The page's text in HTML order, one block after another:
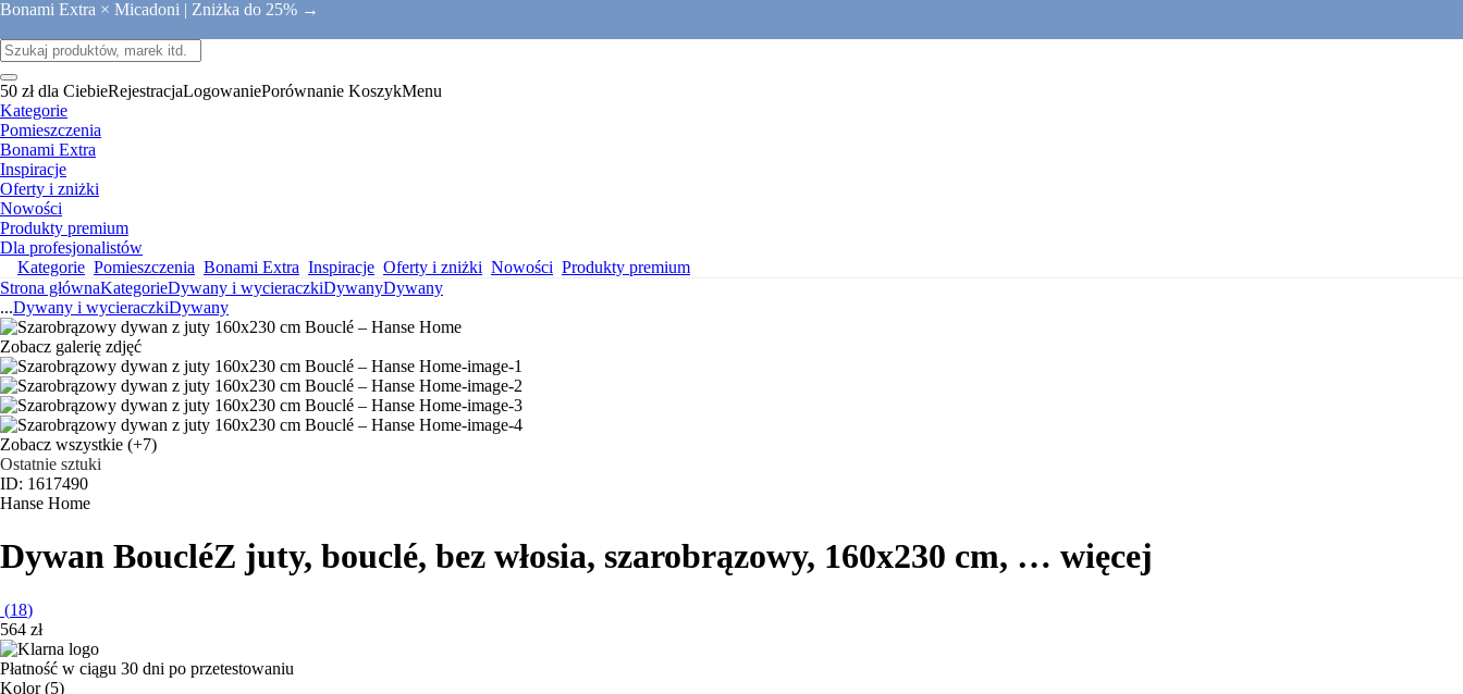
Bonami Extra × Micadoni | Zniżka do 25% →
50 zł dla CiebieRejestracjaLogowaniePorównanie KoszykMenu
Kategorie
Pomieszczenia
Bonami Extra
Inspiracje
Oferty i zniżki
Nowości
Produkty premium
Dla profesjonalistów
Kategorie Pomieszczenia Bonami Extra Inspiracje Oferty i zniżki Nowości Produkty premium
Strona głównaKategorieDywany i wycieraczkiDywanyDywany
...Dywany i wycieraczkiDywany
Zobacz galerię zdjęć
Zobacz wszystkie (+7)
Ostatnie sztuki
ID: 1617490
Hanse Home
Dywan BoucléZ juty, bouclé, bez włosia, szarobrązowy, 160x230 cm, … więcej
(18)
564 zł
Płatność w ciągu 30 dni po przetestowaniu
Kolor (5)